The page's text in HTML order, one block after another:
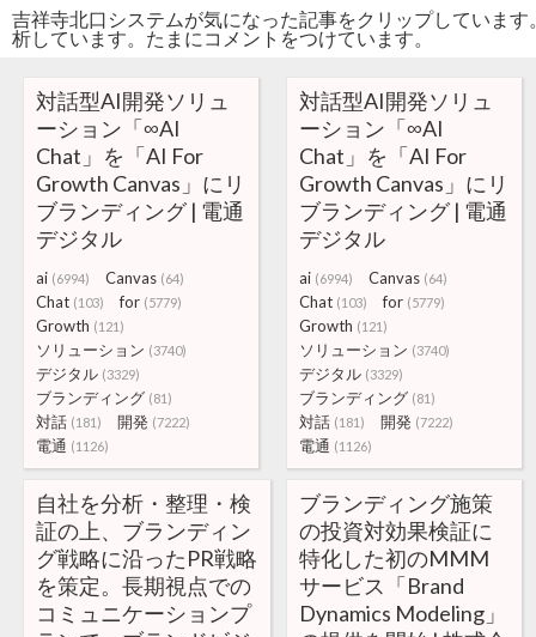
吉祥寺北口システムが気になった記事をクリップしていま
析しています。たまにコメントをつけています。
対話型AI開発ソリュ
ーション「∞AI
Chat」を「AI For
Growth Canvas」にリ
ブランディング | 電通
デジタル
ai (6994) Canvas (64)
Chat (103) for (5779)
Growth (121)
ソリューション (3740)
デジタル (3329)
ブランディング (81)
対話 (181) 開発 (7222)
電通 (1126)
対話型AI開発ソリュ
ーション「∞AI
Chat」を「AI For
Growth Canvas」にリ
ブランディング | 電通
デジタル
ai (6994) Canvas (64)
Chat (103) for (5779)
Growth (121)
ソリューション (3740)
デジタル (3329)
ブランディング (81)
対話 (181) 開発 (7222)
電通 (1126)
自社を分析・整理・検
証の上、ブランディン
グ戦略に沿ったPR戦略
を策定。長期視点での
コミュニケーションプ
ブランディング施策
の投資対効果検証に
特化した初のMMM
サービス「Brand
Dynamics Modeling」